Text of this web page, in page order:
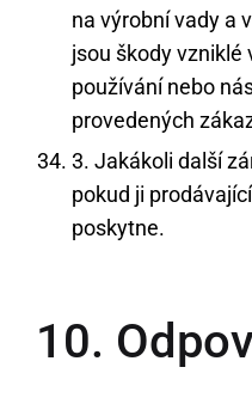
na výrobní vady a
jsou škody vzniklé
používání nebo
provedených
3. Jakákoli další
pokud ji
poskytne.
10.